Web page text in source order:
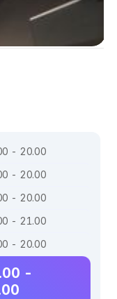
- 20.00
- 20.00
- 20.00
- 21.00
- 20.00
-